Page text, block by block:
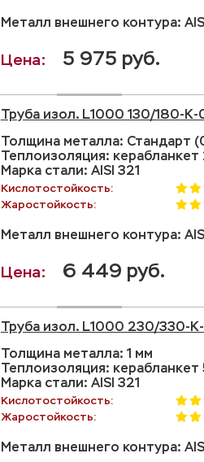
Металл внешнего контура:
5 975 руб.
Труба изол. L1000 130/180-
Толщина металла: Стандарт
Теплоизоляция: керабланкет
Марка стали: AISI 321
Кислотостойкость:
Жаростойкость:
Металл внешнего контура:
6 449 руб.
Труба изол. L1000 230/330-
Толщина металла: 1 мм
Теплоизоляция:
Марка стали: AISI 321
Кислотостойкость:
Жаростойкость:
Металл внешнего контура: